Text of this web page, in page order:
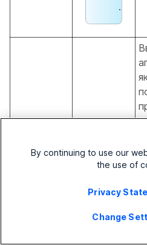
.
By continuing to use our
the use of
Privacy
Change